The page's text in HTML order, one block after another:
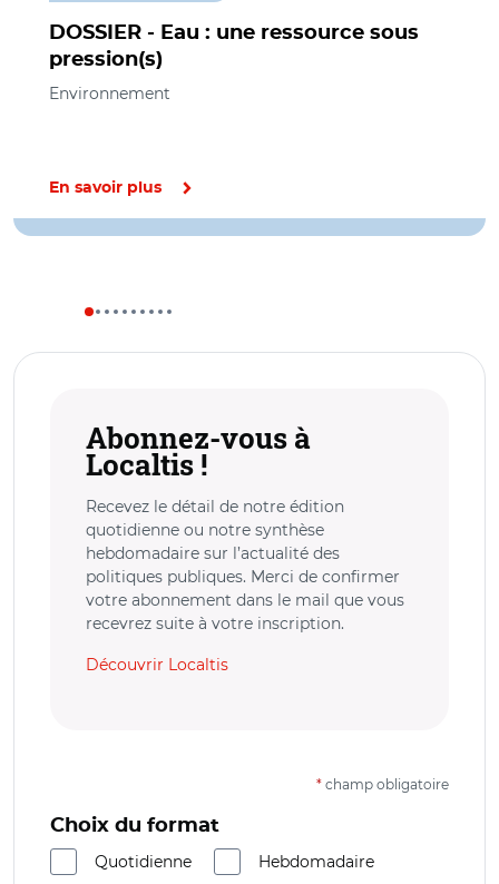
DOSSIER - Eau : une ressource sous
pression(s)
Environnement
En savoir plus
Abonnez-vous à
Localtis !
Recevez le détail de notre édition
quotidienne ou notre synthèse
hebdomadaire sur l’actualité des
politiques publiques. Merci de confirmer
votre abonnement dans le mail que vous
recevrez suite à votre inscription.
Découvrir Localtis
* champ obligatoire
Choix du format
Quotidienne
Hebdomadaire